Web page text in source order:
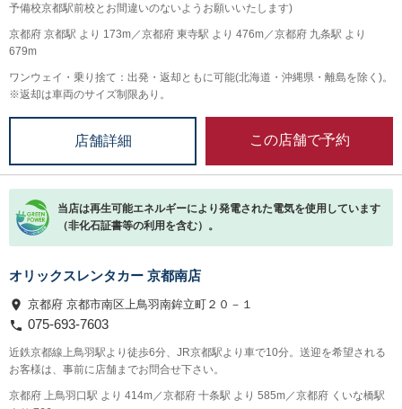
予備校京都駅前校とお間違いのないようお願いいたします)
京都府 京都駅 より 173m／京都府 東寺駅 より 476m／京都府 九条駅 より
679m
ワンウェイ・乗り捨て：出発・返却ともに可能(北海道・沖縄県・離島を除く)。
※返却は車両のサイズ制限あり。
店舗詳細 この店舗で予約
当店は再生可能エネルギーにより発電された電気を使用しています
（非化石証書等の利用を含む）。
オリックスレンタカー 京都南店
京都府 京都市南区上鳥羽南鉾立町２０－１
075-693-7603
近鉄京都線上鳥羽駅より徒歩6分、JR京都駅より車で10分。送迎を希望される
お客様は、事前に店舗までお問合せ下さい。
京都府 上鳥羽口駅 より 414m／京都府 十条駅 より 585m／京都府 くいな橋駅